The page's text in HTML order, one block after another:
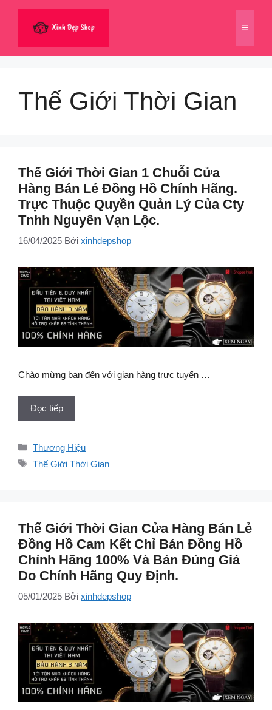
dung
Menu
Thế Giới Thời Gian
Thế Giới Thời Gian 1 Chuỗi Cửa
Hàng Bán Lẻ Đồng Hồ Chính Hãng.
Trực Thuộc Quyền Quản Lý Của Cty
Tnhh Nguyên Vạn Lộc.
16/04/2025 Bởi xinhdepshop
Chào mừng bạn đến với gian hàng trực tuyến …
Đọc tiếp
Danh
mục
Thương Hiệu
Thẻ
Thế Giới Thời Gian
Thế Giới Thời Gian Cửa Hàng Bán Lẻ
Đồng Hồ Cam Kết Chỉ Bán Đồng Hồ
Chính Hãng 100% Và Bán Đúng Giá
Do Chính Hãng Quy Định.
05/01/2025 Bởi xinhdepshop